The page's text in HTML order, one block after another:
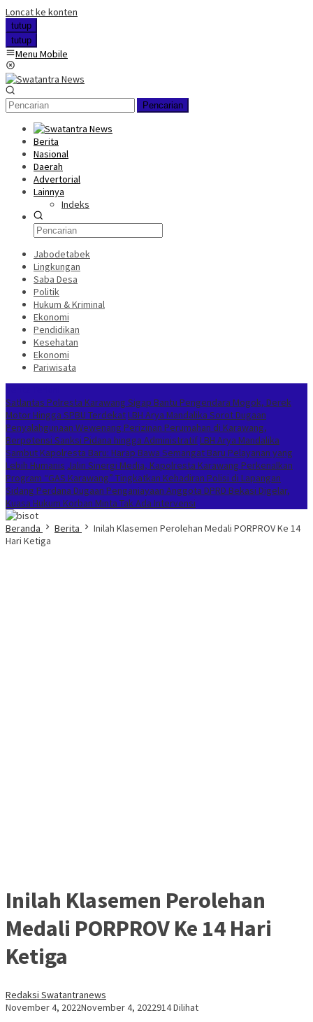
Loncat ke konten
tutup
tutup
Menu Mobile
Pencarian
Berita
Nasional
Daerah
Advertorial
Lainnya
Indeks
Jabodetabek
Lingkungan
Saba Desa
Politik
Hukum & Kriminal
Ekonomi
Pendidikan
Kesehatan
Ekonomi
Pariwisata
Satlantas Polresta Karawang Sigap Bantu Pengendara Mogok, Derek
Motor Hingga SPBU Terdekat LBH Arya Mandalika Sorot Dugaan
Penyalahgunaan Wewenang Perizinan Perumahan di Karawang,
Berpotensi Sanksi Pidana hingga Administratif LBH Arya Mandalika
Sambut Kapolresta Baru: Harap Bawa Semangat Baru Pelayanan yang
Lebih Humanis Jalin Sinergi Media, Kapolresta Karawang Perkenalkan
Program “GAS Karawang” Tingkatkan Kehadiran Polisi di Lapangan
Sidang Perdana Dugaan Penganiayaan Anggota DPRD Bekasi Digelar,
Kuasa Hukum Korban Minta Tak Ada Intervensi
Beranda
Berita
Inilah Klasemen Perolehan Medali PORPROV Ke 14
Hari Ketiga
Inilah Klasemen Perolehan
Medali PORPROV Ke 14 Hari
Ketiga
Redaksi Swatantranews
November 4, 2022November 4, 2022914 Dilihat